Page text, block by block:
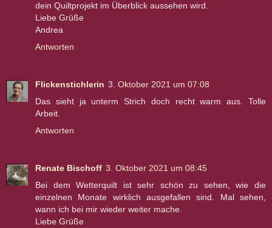
dein Quiltprojekt im Überblick aussehen wird.
Liebe Grüße
Andrea
Antworten
Flickenstichlerin 3. Oktober 2021 um 07:08
Das sieht ja unterm Strich doch recht warm aus. Tolle
Arbeit.
Antworten
Renate Bischoff 3. Oktober 2021 um 08:45
Bei dem Wetterquilt ist sehr schön zu sehen, wie die
einzelnen Monate wirklich ausgefallen sind. Mal sehen,
wann ich bei mir wieder weiter mache.
Liebe Grüße